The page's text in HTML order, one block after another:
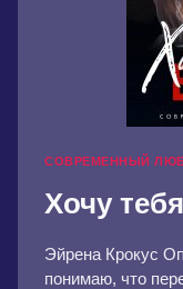
СОВРЕМЕННЫЙ
Хочу
Эйрена Крокус
понимаю, что